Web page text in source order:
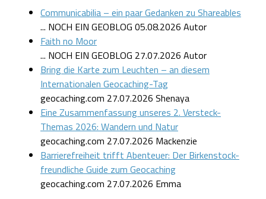
Communicabilia – ein paar Gedanken zu Shareables
... NOCH EIN GEOBLOG 05.08.2026 Autor
Faith no Moor
... NOCH EIN GEOBLOG 27.07.2026 Autor
Bring die Karte zum Leuchten – an diesem
Internationalen Geocaching-Tag
geocaching.com 27.07.2026 Shenaya
Eine Zusammenfassung unseres 2. Versteck-
Themas 2026: Wandern und Natur
geocaching.com 27.07.2026 Mackenzie
Barrierefreiheit trifft Abenteuer: Der Birkenstock-
freundliche Guide zum Geocaching
geocaching.com 27.07.2026 Emma